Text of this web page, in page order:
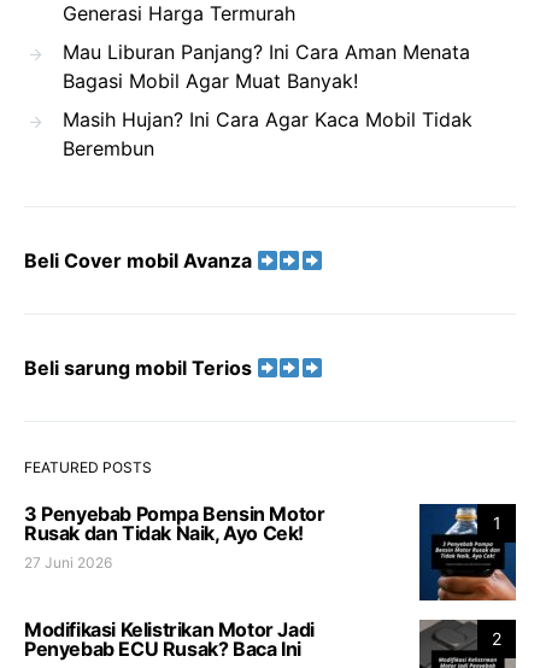
Generasi Harga Termurah
Mau Liburan Panjang? Ini Cara Aman Menata
Bagasi Mobil Agar Muat Banyak!
Masih Hujan? Ini Cara Agar Kaca Mobil Tidak
Berembun
Beli Cover mobil Avanza
Beli sarung mobil Terios
FEATURED POSTS
1
3 Penyebab Pompa Bensin Motor
Rusak dan Tidak Naik, Ayo Cek!
27 Juni 2026
2
Modifikasi Kelistrikan Motor Jadi
Penyebab ECU Rusak? Baca Ini